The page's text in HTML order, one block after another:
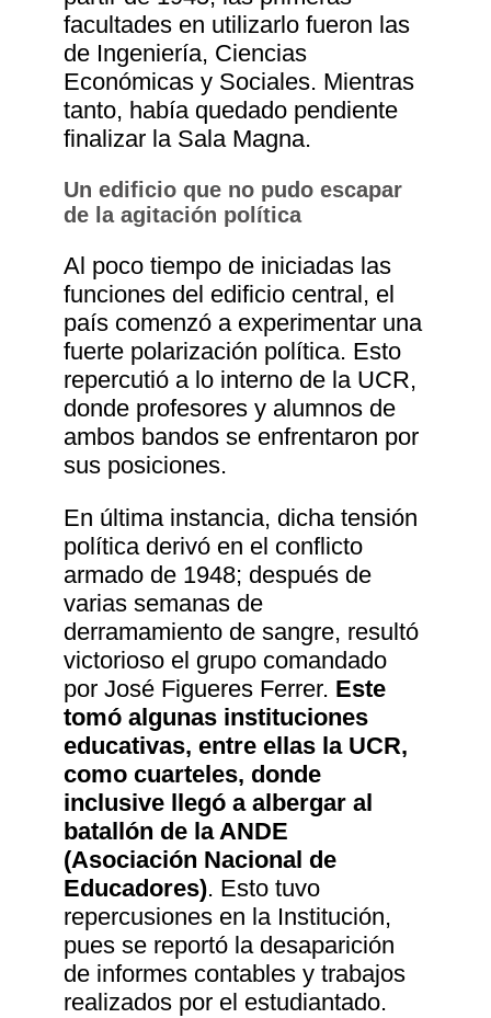
facultades en utilizarlo fueron las
de Ingeniería, Ciencias
Económicas y Sociales. Mientras
tanto, había quedado pendiente
finalizar la Sala Magna.
Un edificio que no pudo escapar
de la agitación política
Al poco tiempo de iniciadas las
funciones del edificio central, el
país comenzó a experimentar una
fuerte polarización política. Esto
repercutió a lo interno de la UCR,
donde profesores y alumnos de
ambos bandos se enfrentaron por
sus posiciones.
En última instancia, dicha tensión
política derivó en el conflicto
armado de 1948; después de
varias semanas de
derramamiento de sangre, resultó
victorioso el grupo comandado
por José Figueres Ferrer. Este
tomó algunas instituciones
educativas, entre ellas la UCR,
como cuarteles, donde
inclusive llegó a albergar al
batallón de la ANDE
(Asociación Nacional de
Educadores). Esto tuvo
repercusiones en la Institución,
pues se reportó la desaparición
de informes contables y trabajos
realizados por el estudiantado.